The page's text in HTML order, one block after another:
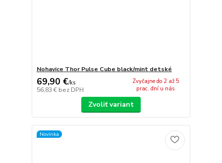
Nohavice Thor Pulse Cube black/mint detské
69,90 €/ks
56,83 € bez DPH
Zvyčajne do 2 až 5
prac. dní u nás
Zvoliť variant
Novinka